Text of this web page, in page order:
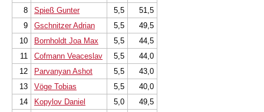
8
Spieß Gunter 5,5
51,5
9
Gschnitzer Adrian 5,5
49,5
10
Bornholdt Joa Max 5,5
44,5
11
Cofmann Veaceslav 5,5
44,0
12
Parvanyan Ashot 5,5
43,0
13
Vöge Tobias 5,5
40,0
14
Kopylov Daniel 5,0
49,5